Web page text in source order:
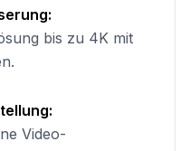
bis zu 4K mit
Video-